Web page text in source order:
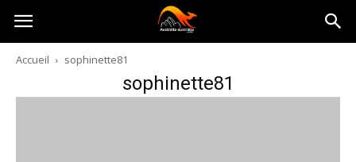
Australia-
australie.com
Accueil sophinette81
sophinette81